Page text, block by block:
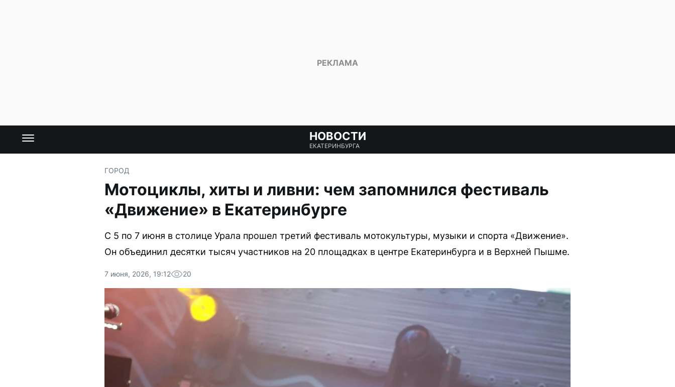
НОВОСТИ
ЕКАТЕРИНБУРГА
ГОРОД
Мотоциклы, хиты и ливни: чем запомнился фестиваль
«Движение» в Екатеринбурге
С 5 по 7 июня в столице Урала прошел третий фестиваль мотокультуры, музыки и спорта «Движение».
Он объединил десятки тысяч участников на 20 площадках в центре Екатеринбурга и в Верхней Пышме.
7 июня, 2026, 19:12 20